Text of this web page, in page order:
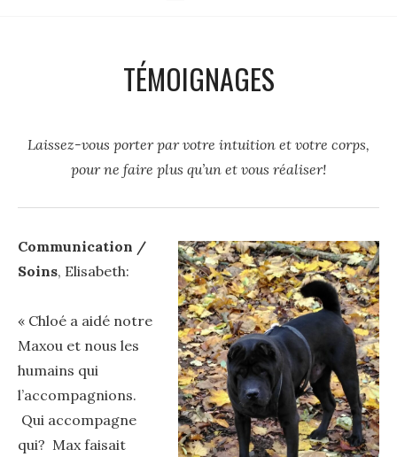
TÉMOIGNAGES
Laissez-vous porter par votre intuition et votre corps,
pour ne faire plus qu’un et vous réaliser!
Communication /
Soins, Elisabeth:
« Chloé a aidé notre
Maxou et nous les
humains qui
l’accompagnions.
Qui accompagne
qui? Max faisait